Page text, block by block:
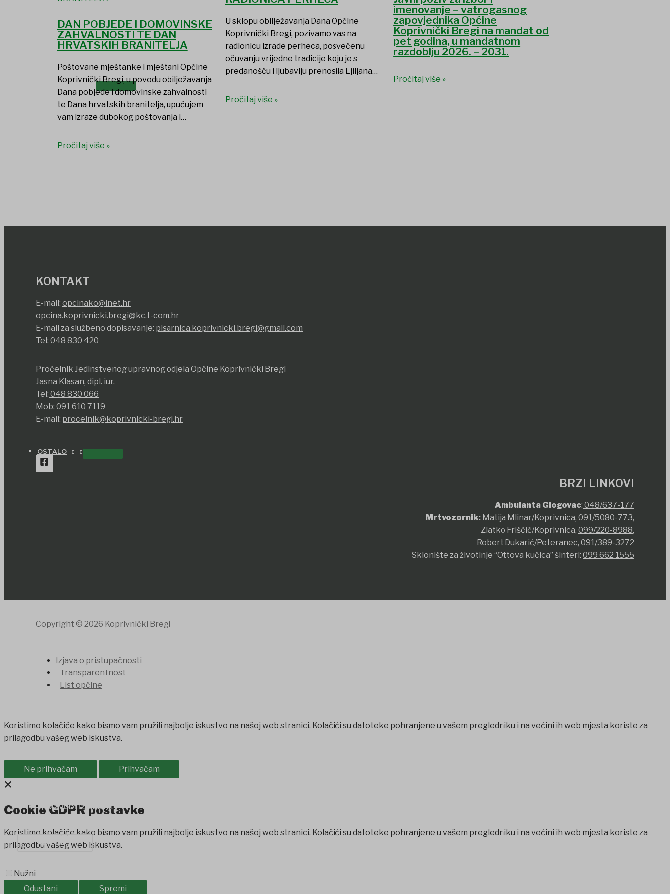
DOKUMENTI
OSTALO
PROIZVODI IZ OPĆINE
KONTAKT
DAN POBJEDE I DOMOVINSKE
ZAHVALNOSTI TE DAN
HRVATSKIH BRANITELJA
Poštovane mještanke i mještani Općine
Koprivnički Bregi, u povodu obilježavanja
Dana pobjede i domovinske zahvalnosti
te Dana hrvatskih branitelja, upućujem
vam izraze dubokog poštovanja i…
Pročitaj više »
U sklopu obilježavanja Dana Općine
Koprivnički Bregi, pozivamo vas na
radionicu izrade perheca, posvećenu
očuvanju vrijedne tradicije koju je s
predanošću i ljubavlju prenosila Ljiljana…
Pročitaj više »
imenovanje – vatrogasnog
zapovjednika Općine
Koprivnički Bregi na mandat od
pet godina, u mandatnom
razdoblju 2026. – 2031.
Pročitaj više »
KONTAKT
E-mail: opcinako@inet.hr
opcina.koprivnicki.bregi@kc.t-com.hr
E-mail za službeno dopisavanje: pisarnica.koprivnicki.bregi@gmail.com
Tel: 048 830 420
Pročelnik Jedinstvenog upravnog odjela Općine Koprivnički Bregi
Jasna Klasan, dipl. iur.
Tel: 048 830 066
Mob: 091 610 7119
E-mail: procelnik@koprivnicki-bregi.hr
BRZI LINKOVI
Ambulanta Glogovac: 048/637-177
Mrtvozornik: Matija Mlinar/Koprivnica, 091/5080-773,
Zlatko Friščić/Koprivnica, 099/220-8988,
Robert Dukarić/Peteranec, 091/389-3272
Sklonište za životinje “Ottova kućica” šinteri: 099 662 1555
Copyright © 2026 Koprivnički Bregi
Izjava o pristupačnosti
Transparentnost
List općine
Koristimo kolačiće kako bismo vam pružili najbolje iskustvo na našoj web stranici. Kolačići su datoteke pohranjene u vašem pregledniku i na većini ih web mjesta koriste za
prilagodbu vašeg web iskustva.
Ne prihvaćam Prihvaćam
×
Cookie GDPR postavke
Koristimo kolačiće kako bismo vam pružili najbolje iskustvo na našoj web stranici. Kolačići su datoteke pohranjene u vašem pregledniku i na većini ih web mjesta koriste za
prilagodbu vašeg web iskustva.
Nužni
Odustani
Spremi